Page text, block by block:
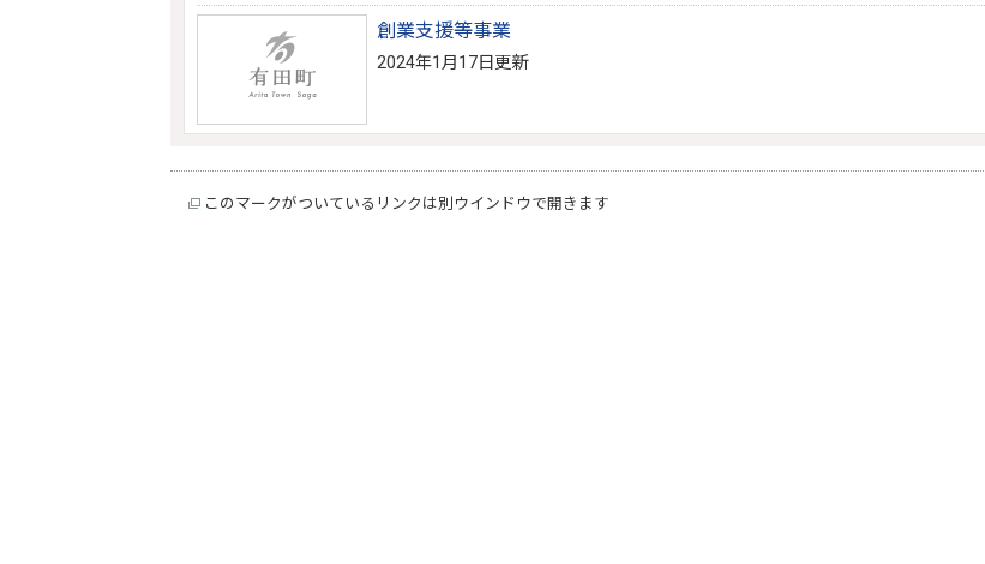
創業支援等事業
2024年1月17日更新
このマークがついているリンクは別ウインドウで開きます